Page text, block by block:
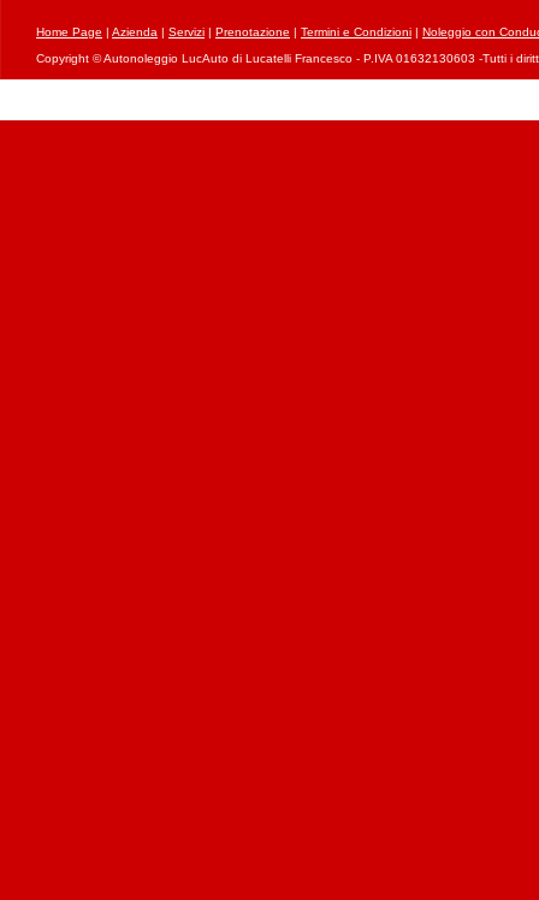
Home Page | Azienda | Servizi | Prenotazione | Termini e Condizioni | Noleggio con
Copyright © Autonoleggio LucAuto di Lucatelli Francesco - P.IVA 01632130603 -Tutti i